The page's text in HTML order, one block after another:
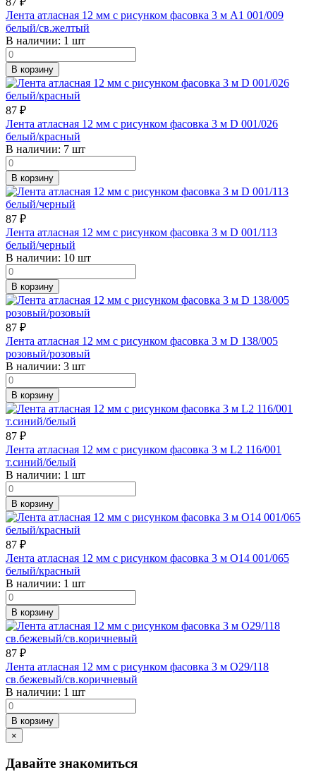
Лента атласная 12 мм с рисунком фасовка 3 м A1 001/009
белый/св.желтый
В наличии: 1 шт
В корзину
87 ₽
Лента атласная 12 мм с рисунком фасовка 3 м D 001/026
белый/красный
В наличии: 7 шт
В корзину
87 ₽
Лента атласная 12 мм с рисунком фасовка 3 м D 001/113
белый/черный
В наличии: 10 шт
В корзину
87 ₽
Лента атласная 12 мм с рисунком фасовка 3 м D 138/005
розовый/розовый
В наличии: 3 шт
В корзину
87 ₽
Лента атласная 12 мм с рисунком фасовка 3 м L2 116/001
т.синий/белый
В наличии: 1 шт
В корзину
87 ₽
Лента атласная 12 мм с рисунком фасовка 3 м O14 001/065
белый/красный
В наличии: 1 шт
В корзину
87 ₽
Лента атласная 12 мм с рисунком фасовка 3 м O29/118
св.бежевый/св.коричневый
В наличии: 1 шт
В корзину
×
Давайте знакомиться